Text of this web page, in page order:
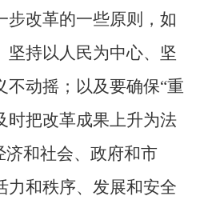
步改革的一些原则，如
坚持以人民为中心、坚
不动摇；以及要确保“重
时把改革成果上升为法
济和社会、政府和市
力和秩序、发展和安全